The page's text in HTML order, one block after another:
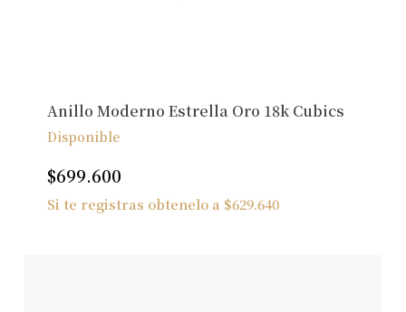
Anillo Moderno Estrella Oro 18k Cubics
Disponible
$699.600
Si te registras obtenelo a $629.640